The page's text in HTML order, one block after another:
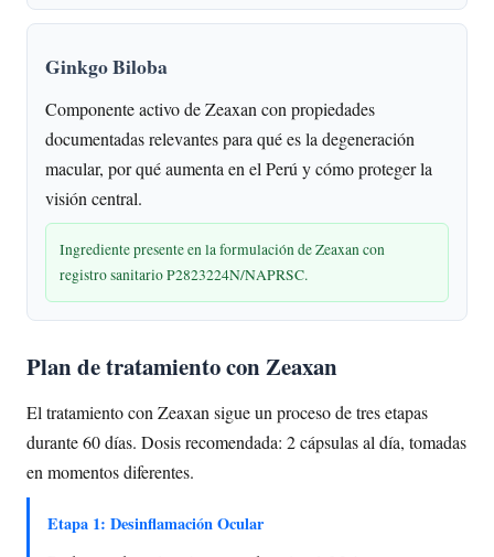
Ginkgo Biloba
Componente activo de Zeaxan con propiedades
documentadas relevantes para qué es la degeneración
macular, por qué aumenta en el Perú y cómo proteger la
visión central.
Ingrediente presente en la formulación de Zeaxan con
registro sanitario P2823224N/NAPRSC.
Plan de tratamiento con Zeaxan
El tratamiento con Zeaxan sigue un proceso de tres etapas
durante 60 días. Dosis recomendada: 2 cápsulas al día, tomadas
en momentos diferentes.
Etapa 1: Desinflamación Ocular